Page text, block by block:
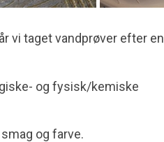
vi taget vandprøver efter en
og fysisk/kemiske
og farve.